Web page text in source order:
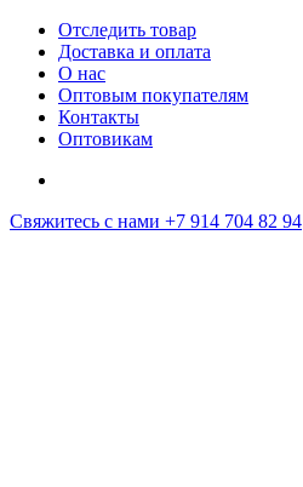
Отследить товар
Доставка и оплата
О нас
Оптовым покупателям
Контакты
Оптовикам
Свяжитесь с нами +7 914 704 82 94